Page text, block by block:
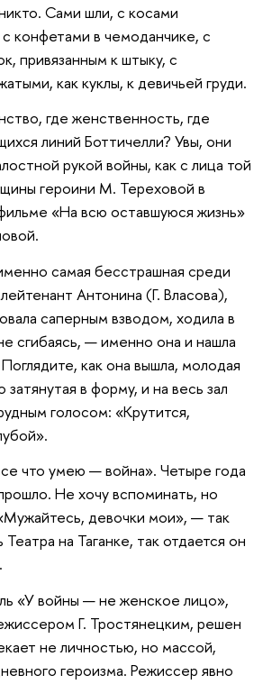
Сами шли, с косами
конфетами в чемоданчике, с
привязанным к штыку, с
как куклы, к девичьей груди.
где женственность, где
линий Боттичелли? Увы, они
рукой войны, как с лица той
героини М. Тереховой в
«На всю оставшуюся жизнь»
самая бесстрашная среди
Антонина (Г. Власова),
саперным взводом, ходила в
сгибаясь, — именно она и нашла
как она вышла, молодая
затянутая в форму, и на весь зал
голосом: «Крутится,
что умею — война». Четыре года
Не хочу вспоминать, но
девочки мои», — так
Театра на Таганке, так отдается он
«У войны — не женское лицо»,
Г. Тростянецким, решен
не личностью, но массой,
героизма. Режиссер явно